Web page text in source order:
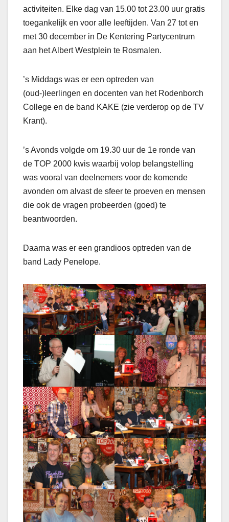
activiteiten. Elke dag van 15.00 tot 23.00 uur gratis
toegankelijk en voor alle leeftijden. Van 27 tot en
met 30 december in De Kentering Partycentrum
aan het Albert Westplein te Rosmalen.
’s Middags was er een optreden van
(oud-)leerlingen en docenten van het Rodenborch
College en de band KAKE (zie verderop op de TV
Krant).
’s Avonds volgde om 19.30 uur de 1e ronde van
de TOP 2000 kwis waarbij volop belangstelling
was vooral van deelnemers voor de komende
avonden om alvast de sfeer te proeven en mensen
die ook de vragen probeerden (goed) te
beantwoorden.
Daarna was er een grandioos optreden van de
band Lady Penelope.